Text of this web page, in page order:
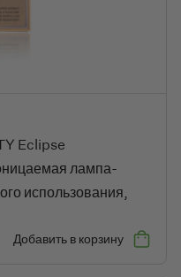
Eclipse
лампа-
использования,
Добавить в корзину